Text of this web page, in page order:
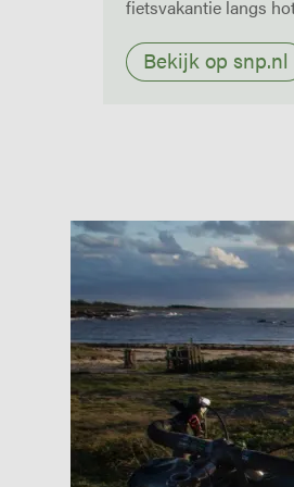
fietsvakantie langs
Bekijk op snp.nl
Image